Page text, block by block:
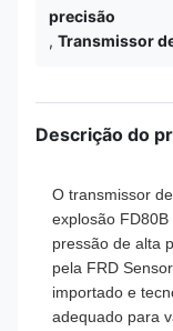
precisão
, Transmissor
Descrição do
O transmissor
explosão
pressão de alta
pela FRD
importado e
adequado para